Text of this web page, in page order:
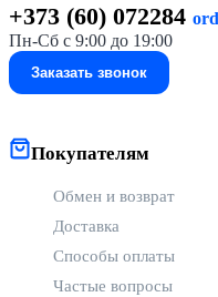
+373 (60) 072284
Пн-Сб с 9:00 до 19:00
Заказать звонок
Покупателям
Обмен и возврат
Доставка
Способы оплаты
Частые вопросы